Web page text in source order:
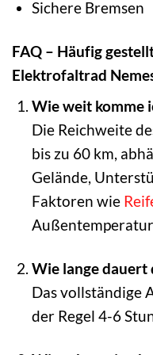
Sichere Bremsen
FAQ – Häufig
Elektrofaltrad
Wie weit komme
Die Reichweite
bis zu 60 km,
Gelände,
Faktoren wie
Wie lange dauert
Das vollständige
der Regel 4-6